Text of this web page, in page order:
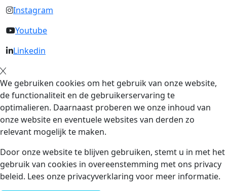
Instagram
Youtube
Linkedin
We gebruiken cookies om het gebruik van onze website,
de functionaliteit en de gebruikerservaring te
optimalieren. Daarnaast proberen we onze inhoud van
onze website en eventuele websites van derden zo
relevant mogelijk te maken.
Door onze website te blijven gebruiken, stemt u in met het
gebruik van cookies in overeenstemming met ons privacy
beleid. Lees onze privacyverklaring voor meer informatie.